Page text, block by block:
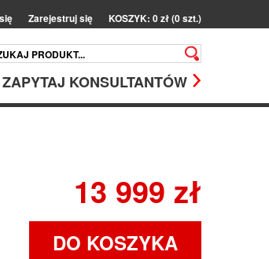
Zarejestruj się KOSZYK: 0 zł (0 szt.)
ZAPYTAJ KONSULTANTÓW
13 999 zł
DO KOSZYKA